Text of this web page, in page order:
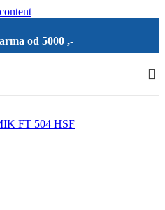
od 5000 ,-